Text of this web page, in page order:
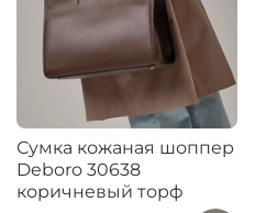
Сумка кожаная шоппер
Deboro 30638
коричневый торф